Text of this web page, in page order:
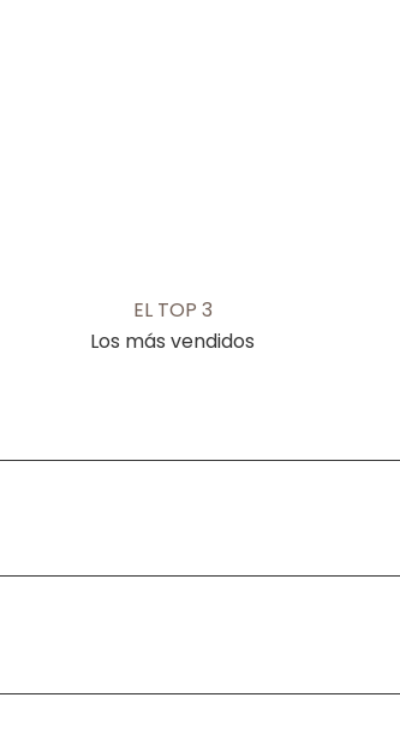
EL TOP 3
Los más vendidos